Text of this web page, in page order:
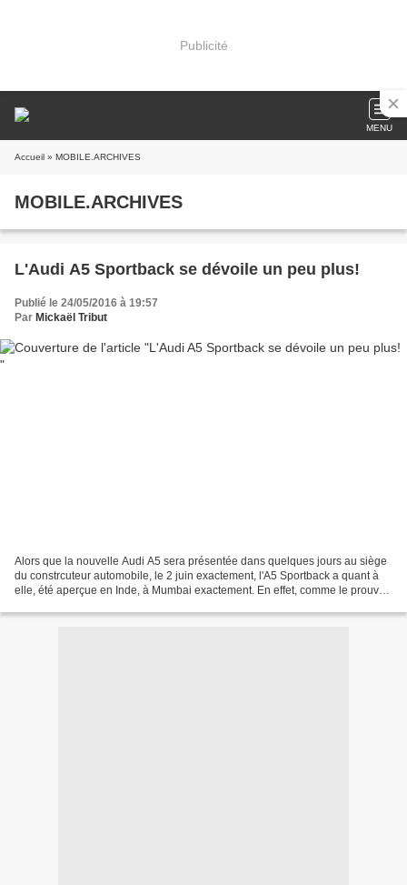
Publicité
MENU
Accueil » MOBILE.ARCHIVES
MOBILE.ARCHIVES
L'Audi A5 Sportback se dévoile un peu plus!
Publié le 24/05/2016 à 19:57
Par Mickaël Tribut
Alors que la nouvelle Audi A5 sera présentée dans quelques jours au siège
du constrcuteur automobile, le 2 juin exactement, l'A5 Sportback a quant à
elle, été aperçue en Inde, à Mumbai exactement. En effet, comme le prouve